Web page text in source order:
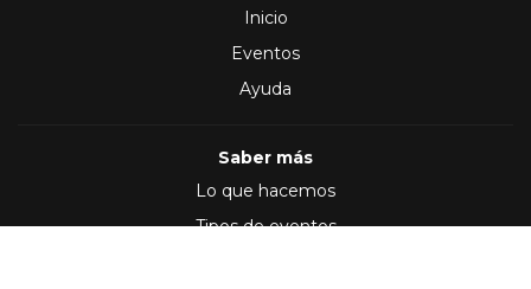
Inicio
Eventos
Ayuda
Saber más
Lo que hacemos
Tipos de eventos